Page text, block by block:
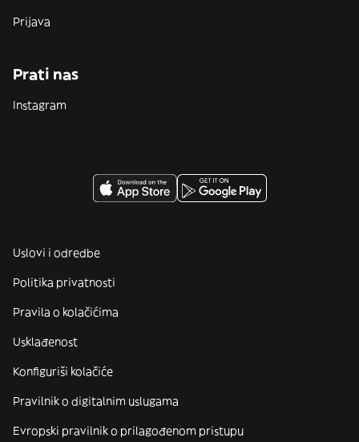
Prijava
Prati nas
Instagram
Uslovi i odredbe
Politika privatnosti
Pravila o kolačićima
Usklađenost
Konfiguriši kolačiće
Pravilnik o digitalnim uslugama
Evropski pravilnik o prilagođenom pristupu